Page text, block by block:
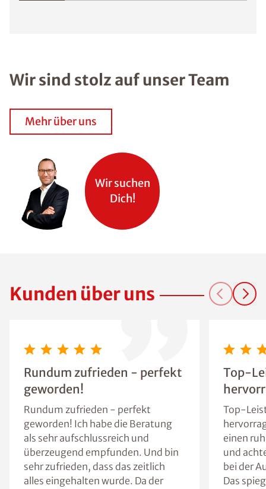
Wir sind stolz auf unser Team
Mehr über uns
Wir suchen
Dich!
Kunden über uns
Rundum zufrieden - perfekt
geworden!
Rundum zufrieden - perfekt
geworden! Ich habe die Beratung
als sehr aufschlussreich und
überzeugend empfunden. Und bin
sehr zufrieden, dass das zeitlich
alles eingehalten wurde. Da der
Top-
Top-
einen
und
bei der
Das